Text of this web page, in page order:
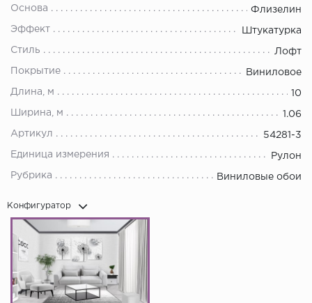
Основа Флизелин
Эффект Штукатурка
Стиль Лофт
Покрытие Виниловое
Длина, м 10
Ширина, м 1.06
Артикул 54281-3
Единица измерения Рулон
Рубрика Виниловые обои
Конфигуратор